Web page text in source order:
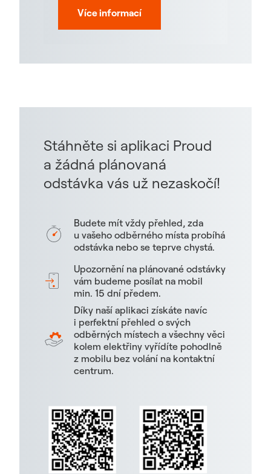
Více informací
Stáhněte si aplikaci Proud
a žádná plánovaná
odstávka vás už nezaskočí!
Budete mít vždy přehled, zda
u vašeho odběrného místa probíhá
odstávka nebo se teprve chystá.
Upozornění na plánované odstávky
vám budeme posílat na mobil
min. 15 dní předem.
Díky naší aplikaci získáte navíc
i perfektní přehled o svých
odběrných místech a všechny věci
kolem elektřiny vyřídíte pohodlně
z mobilu bez volání na kontaktní
centrum.